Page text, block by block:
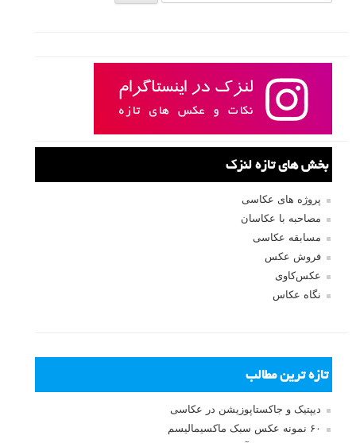
بخش های تازه لنزک
پروژه های عکاسی
مصاحبه با عکاسان
مسابقه عکاسی
فروش عکس
عکس‌کاوی
نگاه عکاس
تازه ترین مطالب
دیپتیک و جاکستا‌پوزیشن در عکاسی
۶۰ نمونه عکس سبک ماکسیمالیسم